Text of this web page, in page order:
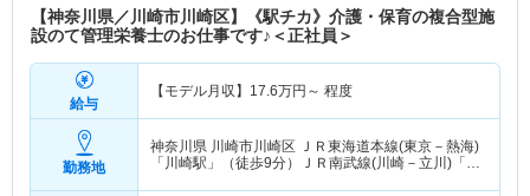
障害者ショートステイ、介護保険制度のもと通所リ
ハビリテーションもあります。 【サービス向上の
取り組み】 同法人ではサービスの向上のため法人
内合同研修研修を行っています。 ・年次研修…新
任職員研修、新任直接処遇職員研修、2年目職員研
修、中堅職員研修 ・職種別研修…介護職員研修、
看護職員研修、調理員研修、相談員研修、事務員研
修 ・施設内研修…各施設にて必要に応じた研修テ
【神奈川県／川崎市川崎区】《駅チカ》介護・保育の複合型施
設のて管理栄養士のお仕事です♪＜正社員＞
給与
【モデル月収】 17.6万円～ 程度
勤務地
神奈川県 川崎市川崎区
ＪＲ東海道本線(東京－熱海)
「川崎駅」（徒歩9分）ＪＲ南武線(川崎－立川)「八